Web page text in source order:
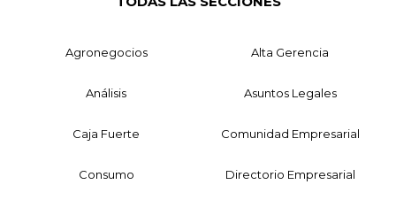
Agronegocios Alta Gerencia
Análisis Asuntos Legales
Caja Fuerte Comunidad Empresarial
Consumo Directorio Empresarial